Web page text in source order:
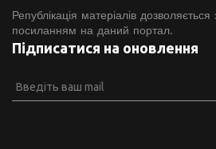
Републікація матеріалів
посиланням на даний портал.
Підписатися на оновлення